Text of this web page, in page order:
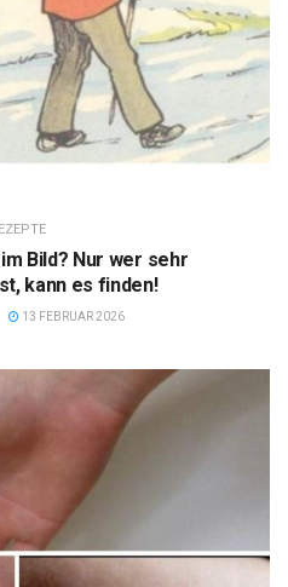
Bild? Nur wer sehr
kann es finden!
13 FEBRUAR 2026